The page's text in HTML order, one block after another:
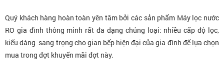
Quý khách hàng hoàn toàn yên tâm bởi các sản phẩm Máy lọc nước
RO gia đình thông minh rất đa dạng chủng loại: nhiều cấp độ lọc,
kiểu dáng sang trọng cho gian bếp hiện đại của gia đình để lựa chọn
mua trong đợt khuyến mãi đợt này.